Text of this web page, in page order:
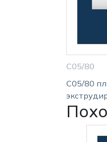
С05/80
С05/80